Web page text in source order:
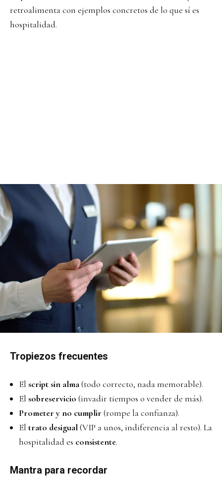
retroalimenta con ejemplos concretos de lo que sí es
hospitalidad.
Tropiezos frecuentes
El script sin alma(todo correcto, nada memorable).
El sobreservicio (invadir tiempos o vender de más).
Prometer y no cumplir (rompe la confianza).
El trato desigual(VIP a unos, indiferencia al resto). La
hospitalidad es consistente.
Mantra para recordar